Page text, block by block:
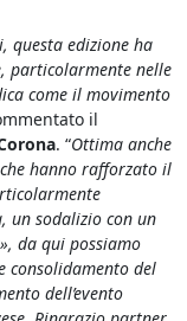
questa edizione ha
particolarmente nelle
come il movimento
il
. “Ottima anche
hanno rafforzato il
un sodalizio con un
da qui possiamo
del
dell’evento